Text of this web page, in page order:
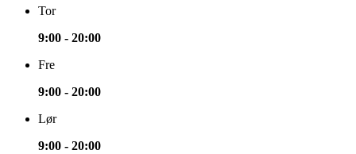
Tor
9:00 - 20:00
Fre
9:00 - 20:00
Lør
9:00 - 20:00